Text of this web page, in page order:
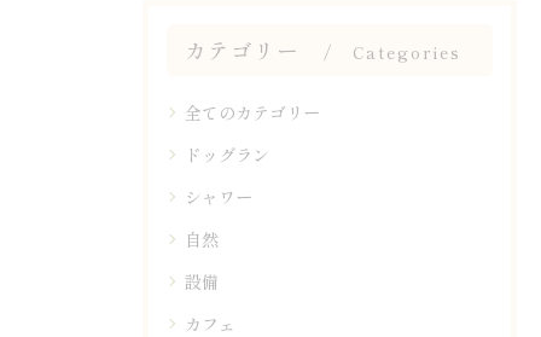
カテゴリー Categories
全てのカテゴリー
ドッグラン
シャワー
自然
設備
カフェ